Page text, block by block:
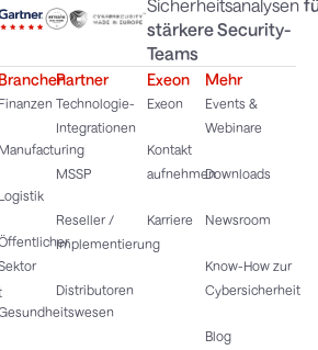
Sicherheitsanalysen
stärkere Security-
Teams
Branchen
Finanzen
Manufacturing
Logistik
Partner
Technologie-
Integrationen
MSSP
Reseller /
Implementierung
Distributoren
Exeon
Exeon
Kontakt
aufnehmen
Karriere
Mehr
Events &
Webinare
Downloads
Newsroom
Know-How zur
Cybersicherheit
Blog